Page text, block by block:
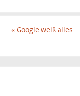
«Google weiß alles